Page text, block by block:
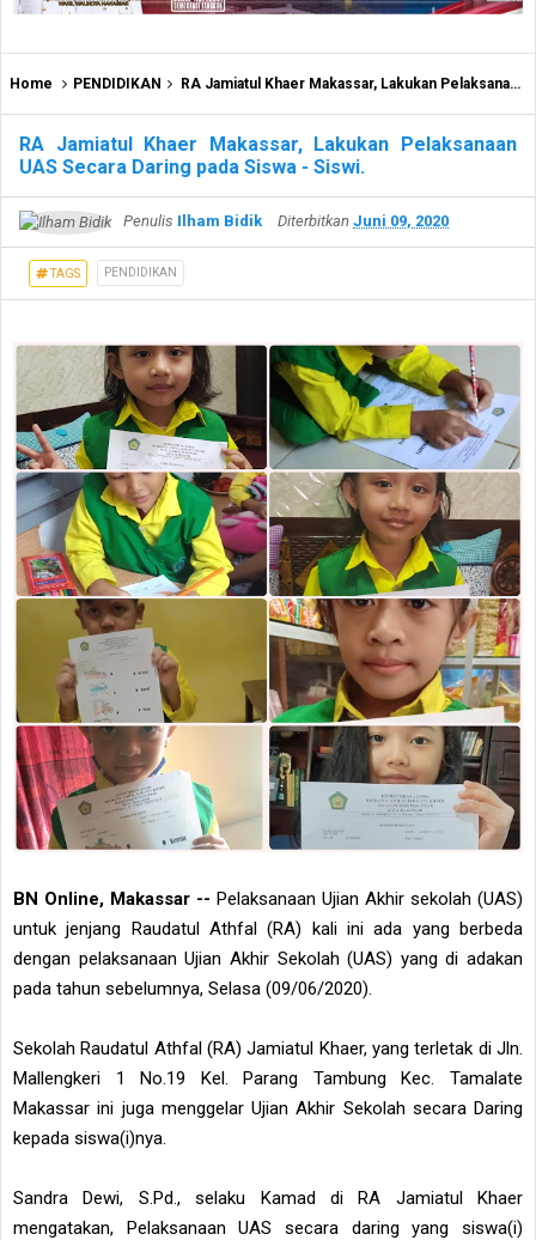
Home PENDIDIKAN RA Jamiatul Khaer Makassar, Lakukan Pelaksanaan UAS Secara Daring pada Siswa - Siswi.
RA Jamiatul Khaer Makassar, Lakukan Pelaksanaan
UAS Secara Daring pada Siswa - Siswi.
Penulis Ilham Bidik Diterbitkan Juni 09, 2020
TAGS PENDIDIKAN
BN Online, Makassar -- Pelaksanaan Ujian Akhir sekolah (UAS)
untuk jenjang Raudatul Athfal (RA) kali ini ada yang berbeda
dengan pelaksanaan Ujian Akhir Sekolah (UAS) yang di adakan
pada tahun sebelumnya, Selasa (09/06/2020).
Sekolah Raudatul Athfal (RA) Jamiatul Khaer, yang terletak di Jln.
Mallengkeri 1 No.19 Kel. Parang Tambung Kec. Tamalate
Makassar ini juga menggelar Ujian Akhir Sekolah secara Daring
kepada siswa(i)nya.
Sandra Dewi, S.Pd., selaku Kamad di RA Jamiatul Khaer
mengatakan, Pelaksanaan UAS secara daring yang siswa(i)